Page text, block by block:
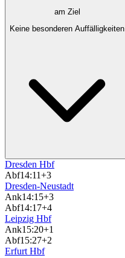
am Ziel
Keine besonderen Auffälligkeiten
Dresden Hbf
Abf14:11+3
Dresden-Neustadt
Ank14:15+3
Abf14:17+4
Leipzig Hbf
Ank15:20+1
Abf15:27+2
Erfurt Hbf